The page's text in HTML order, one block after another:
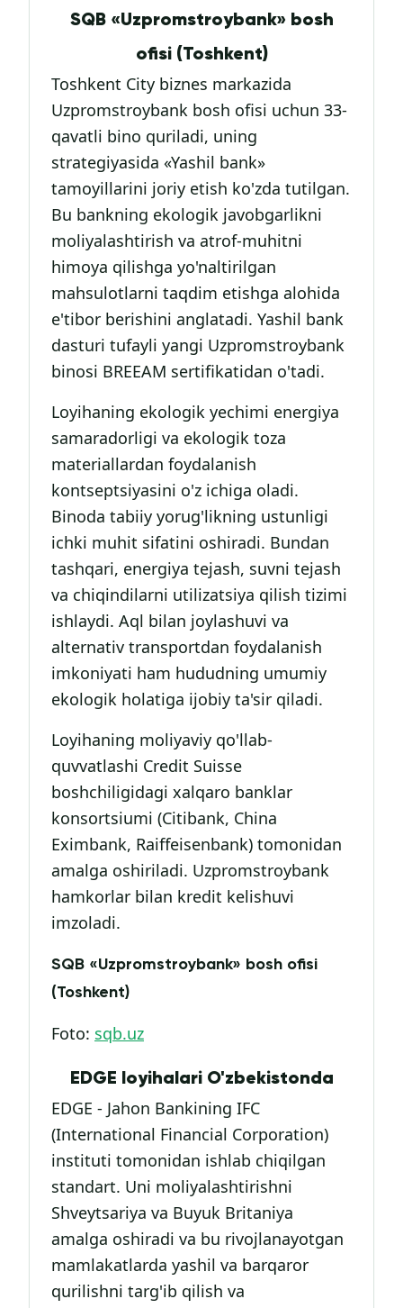
SQB «Uzpromstroybank» bosh
ofisi (Toshkent)
Toshkent City biznes markazida
Uzpromstroybank bosh ofisi uchun 33-
qavatli bino quriladi, uning
strategiyasida «Yashil bank»
tamoyillarini joriy etish ko'zda tutilgan.
Bu bankning ekologik javobgarlikni
moliyalashtirish va atrof-muhitni
himoya qilishga yo'naltirilgan
mahsulotlarni taqdim etishga alohida
e'tibor berishini anglatadi. Yashil bank
dasturi tufayli yangi Uzpromstroybank
binosi BREEAM sertifikatidan o'tadi.
Loyihaning ekologik yechimi energiya
samaradorligi va ekologik toza
materiallardan foydalanish
kontseptsiyasini o'z ichiga oladi.
Binoda tabiiy yorug'likning ustunligi
ichki muhit sifatini oshiradi. Bundan
tashqari, energiya tejash, suvni tejash
va chiqindilarni utilizatsiya qilish tizimi
ishlaydi. Aql bilan joylashuvi va
alternativ transportdan foydalanish
imkoniyati ham hududning umumiy
ekologik holatiga ijobiy ta'sir qiladi.
Loyihaning moliyaviy qo'llab-
quvvatlashi Credit Suisse
boshchiligidagi xalqaro banklar
konsortsiumi (Citibank, China
Eximbank, Raiffeisenbank) tomonidan
amalga oshiriladi. Uzpromstroybank
hamkorlar bilan kredit kelishuvi
imzoladi.
SQB «Uzpromstroybank» bosh ofisi
(Toshkent)
Foto: sqb.uz
EDGE loyihalari O'zbekistonda
EDGE - Jahon Bankining IFC
(International Financial Corporation)
instituti tomonidan ishlab chiqilgan
standart. Uni moliyalashtirishni
Shveytsariya va Buyuk Britaniya
amalga oshiradi va bu rivojlanayotgan
mamlakatlarda yashil va barqaror
qurilishni targ'ib qilish va